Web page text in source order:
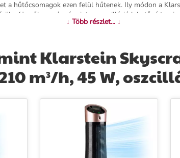
a hűtőcsomagok ezen felül hűtenek. Ily módon a
a függőleges és vízszintes oszcilláció lehetővé teszi
ionizátor hatékonyan távolítja el a levegőből a
frissítő megoldás.
↓ Több részlet... ↓
Klarstein
m³/h, 45 W,